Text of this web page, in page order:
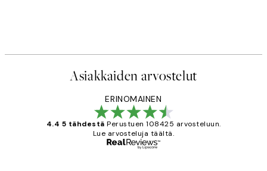
Asiakkaiden arvostelut
ERINOMAINEN
4.4 5 tähdestä Perustuen 108425 arvosteluun.
Lue arvosteluja täältä.